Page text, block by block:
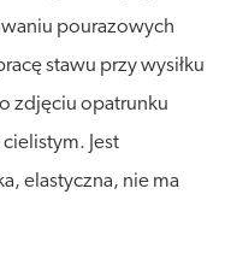
pourazowych
stawu przy wysiłku
zdjęciu opatrunku
Jest
elastyczna, nie ma